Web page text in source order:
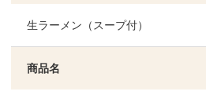
生ラーメン（スープ付）
商品名